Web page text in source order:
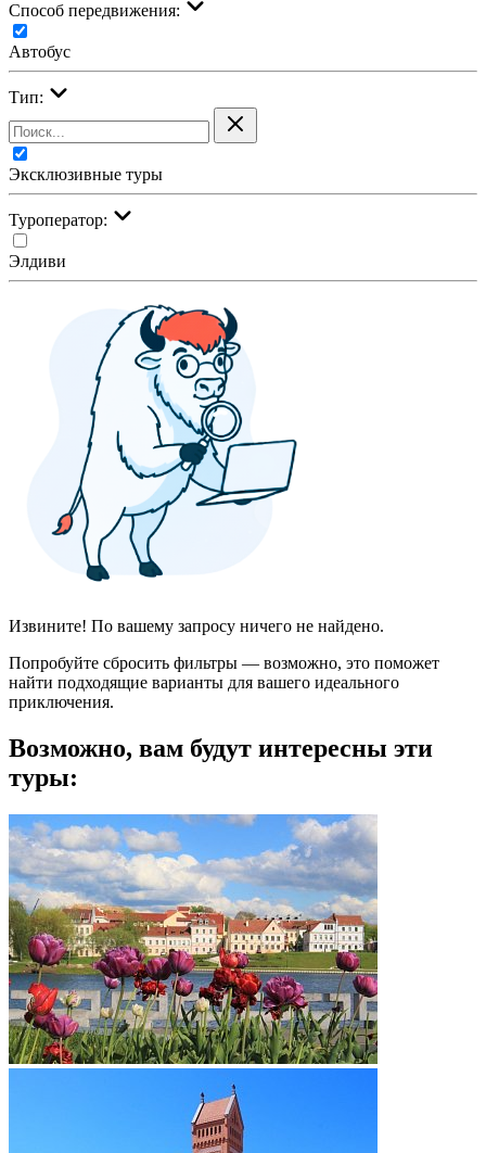
Cпособ передвижения:
Автобус
Тип:
Эксклюзивные туры
Туроператор:
Элдиви
Извините! По вашему запросу ничего не найдено.
Попробуйте сбросить фильтры — возможно, это поможет
найти подходящие варианты для вашего идеального
приключения.
Возможно, вам будут интересны эти
туры: